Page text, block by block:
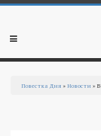
Перейти к основному
Мобильное
Повестка Дня »Новости »